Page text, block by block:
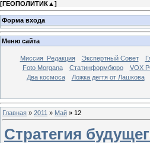
[ГЕОПОЛИТИК▲ ]
Форма входа
Меню сайта
Миссия_Редакция Экспертный Совет
Foto Morgana
Статинформбюро VOX
Два космоса
Ложка дегтя от Лашкова
Главная » 2011 » Май » 12
Стратегия